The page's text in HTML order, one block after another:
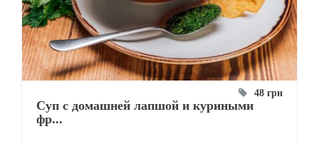
48 грн
Суп с домашней лапшой и куриными
фр...